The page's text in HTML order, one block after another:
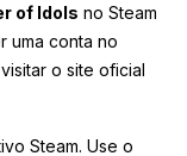
of Idols no Steam
uma conta no
o site oficial
Steam. Use o